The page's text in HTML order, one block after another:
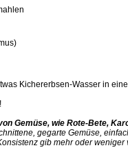
Kichererbsen-Wasser in
Gemüse, wie Rote-Bete,
gegarte Gemüse,
gib mehr oder